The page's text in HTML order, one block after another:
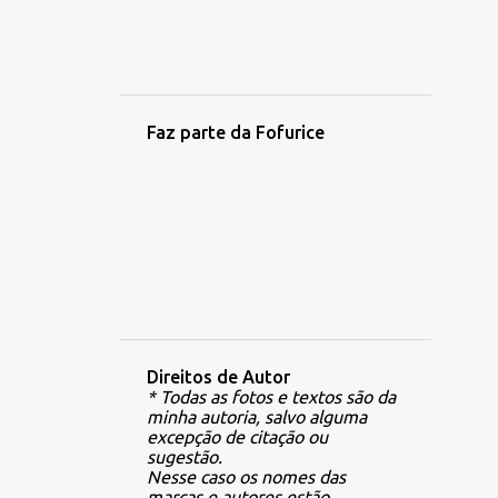
novembro 2022
junho 2022
3
maio 2022
abril 2022
março 2022
Faz parte da Fofurice
Direitos de Autor
* Todas as fotos e textos são da
minha autoria, salvo alguma
excepção de citação ou
sugestão.
Nesse caso os nomes das